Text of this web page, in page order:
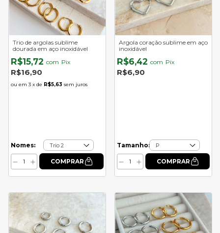
Trio de argolas sublime
dourada em aço inoxidável
R$15,72 com Pix
R$16,90
3 x de R$5,63 sem juros
Nomes:
Argola coração sublime em aço
inoxidável
R$6,42 com Pix
R$6,90
Tamanho: